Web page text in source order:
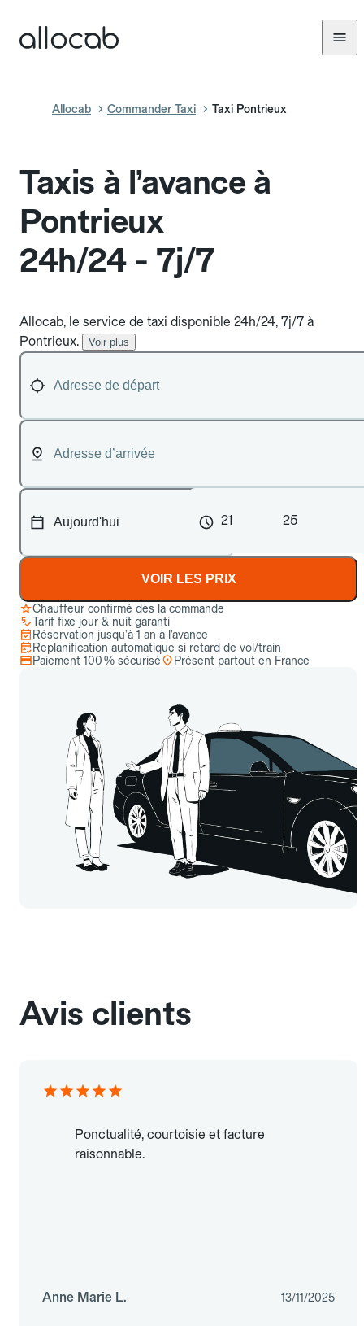
Allocab Commander Taxi Taxi Pontrieux
Taxis à l’avance à
Pontrieux
24h/24 - 7j/7
Allocab, le service de taxi disponible 24h/24, 7j/7 à
Pontrieux.
Voir plus
21 25
VOIR LES PRIX
Chauffeur confirmé dès la commande
Tarif fixe jour & nuit garanti
Réservation jusqu’à 1 an à l’avance
Replanification automatique si retard de vol/train
Paiement 100 % sécurisé
Présent partout en France
Avis clients
Ponctualité, courtoisie et facture
raisonnable.
Anne Marie L. 13/11/2025